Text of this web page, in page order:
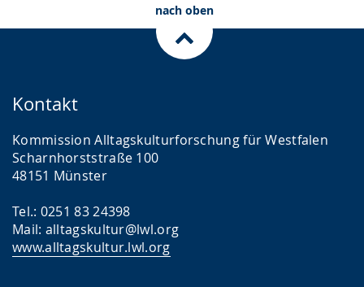
nach oben
Kontakt
Kommission Alltagskulturforschung für Westfalen
Scharnhorststraße 100
48151 Münster
Tel.: 0251 83 24398
Mail: alltagskultur@lwl.org
www.alltagskultur.lwl.org